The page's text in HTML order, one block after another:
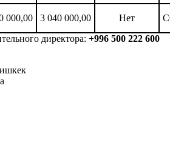
000,00 3 040 000,00 Нет
директора: +996 500 222 600